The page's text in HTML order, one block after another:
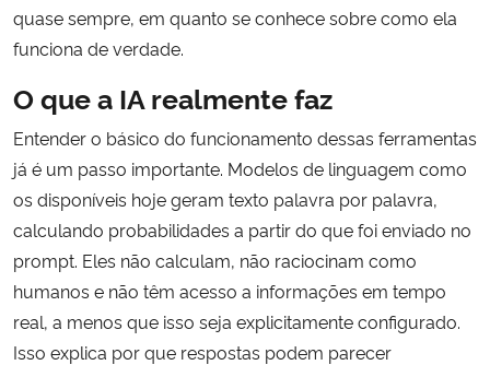
Planalto
quase sempre, em quanto se conhece sobre como ela
funciona de verdade.
O que a IA realmente faz
Entender o básico do funcionamento dessas ferramentas
já é um passo importante. Modelos de linguagem como
os disponíveis hoje geram texto palavra por palavra,
calculando probabilidades a partir do que foi enviado no
prompt. Eles não calculam, não raciocinam como
humanos e não têm acesso a informações em tempo
real, a menos que isso seja explicitamente configurado.
Isso explica por que respostas podem parecer